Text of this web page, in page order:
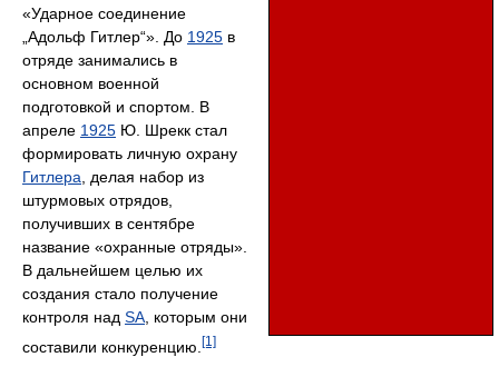
«Ударное соединение
„Адольф Гитлер“». До 1925 в
отряде занимались в
основном военной
подготовкой и спортом. В
апреле 1925 Ю. Шрекк стал
формировать личную охрану
Гитлера , делая набор из
штурмовых отрядов,
получивших в сентябре
название «охранные отряды».
В дальнейшем целью их
создания стало получение
контроля над SA , которым они
составили конкуренцию. [1]